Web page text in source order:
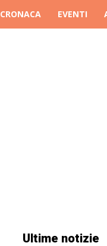
CRONACA EVENTI
Ultime notizie